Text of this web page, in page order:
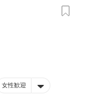
女性歓迎